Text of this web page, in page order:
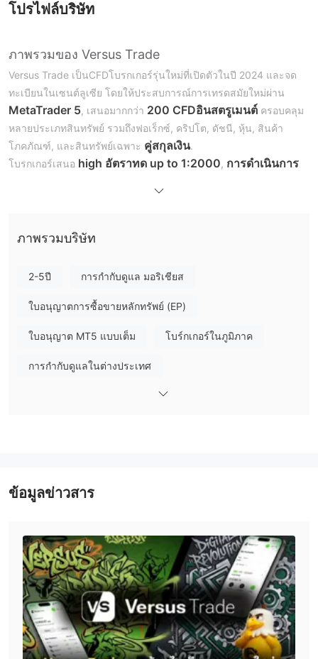
โปรไฟล์บริษัท
ภาพรวมของ Versus Trade
Versus Trade เป็นCFDโบรกเกอร์รุ่นใหม่ที่เปิดตัวในปี 2024 และจด
ทะเบียนในเซนต์ลูเซีย โดยให้ประสบการณ์การเทรดสมัยใหม่ผ่าน
MetaTrader 5, เสนอมากกว่า 200 CFDอินสตรูเมนต์ ครอบคลุม
หลายประเภทสินทรัพย์ รวมถึงฟอเร็กซ์, คริปโต, ดัชนี, หุ้น, สินค้า
โภคภัณฑ์, และสินทรัพย์เฉพาะ คู่สกุลเงิน.
โบรกเกอร์เสนอ high อัตราทด up to 1:2000, การดำเนินการ
เพียง 3 ดอลลาร์สูงสุด
อิสลามมีให้บริการสำหรับบัญชีทุกประเภท ในขณะที่มี
สำหรับประเทศที่ไม่ใช่มุสลิม
ข้อดีและข้อเสีย
Versus Trade กำลังจดทะเบียนอยู่กับ UK Financial Conduct
อนุญาต: 16589645) การจดทะเบียนนี้เป็นการจดทะเบียนธุรกิจ
มาตรฐาน ไม่ใช่การอนุญาตกำกับดูแลเต็มรูปแบบสำหรับบริการ
คริปโต(BTC, ETH, LTC, XRP, DOGE และอื่นๆ)
(หุ้นสหรัฐฯ และหุ้นทั่วโลกผ่าน CFD)
Unique Versus Pairsเช่นบิตคอยน์เทียบกับทองคำ, เทสลา เทียบกับฟ
อร์ด, บีทีซี เทียบกับ US500
คู่สกุลเงินข้ามสินทรัพย์พิเศษเหล่านี้เสนอแนวทางใหม่ในการเก็งกำไร
— ช่วยให้เทรดเดอร์สามารถจับช่องว่างประสิทธิภาพระหว่างสินทรัพย์
ข้ามอุตสาหกรรมได้
Versus Trade ได้เพิ่มสัญลักษณ์ตะกร้าใหม่สามรายการ—FAANG
ภาพรวมบริษัท
2-5ปี การกำกับดูแล มอริเชียส
ใบอนุญาตการซื้อขายหลักทรัพย์ (EP)
ใบอนุญาต MT5 แบบเต็ม โบร์กเกอร์ในภูมิภาค
การกำกับดูแลในต่างประเทศ
ข้อมูลข่าวสาร